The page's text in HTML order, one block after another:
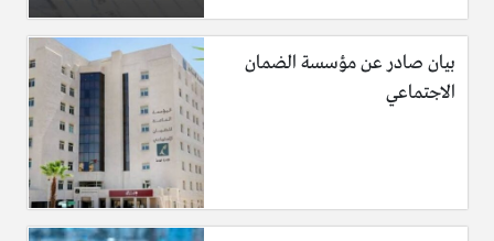
بيان صادر عن مؤسسة الضمان
الاجتماعي